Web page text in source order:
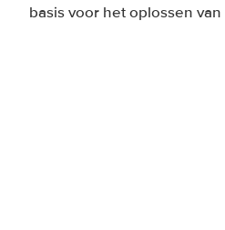
basis voor het oplossen